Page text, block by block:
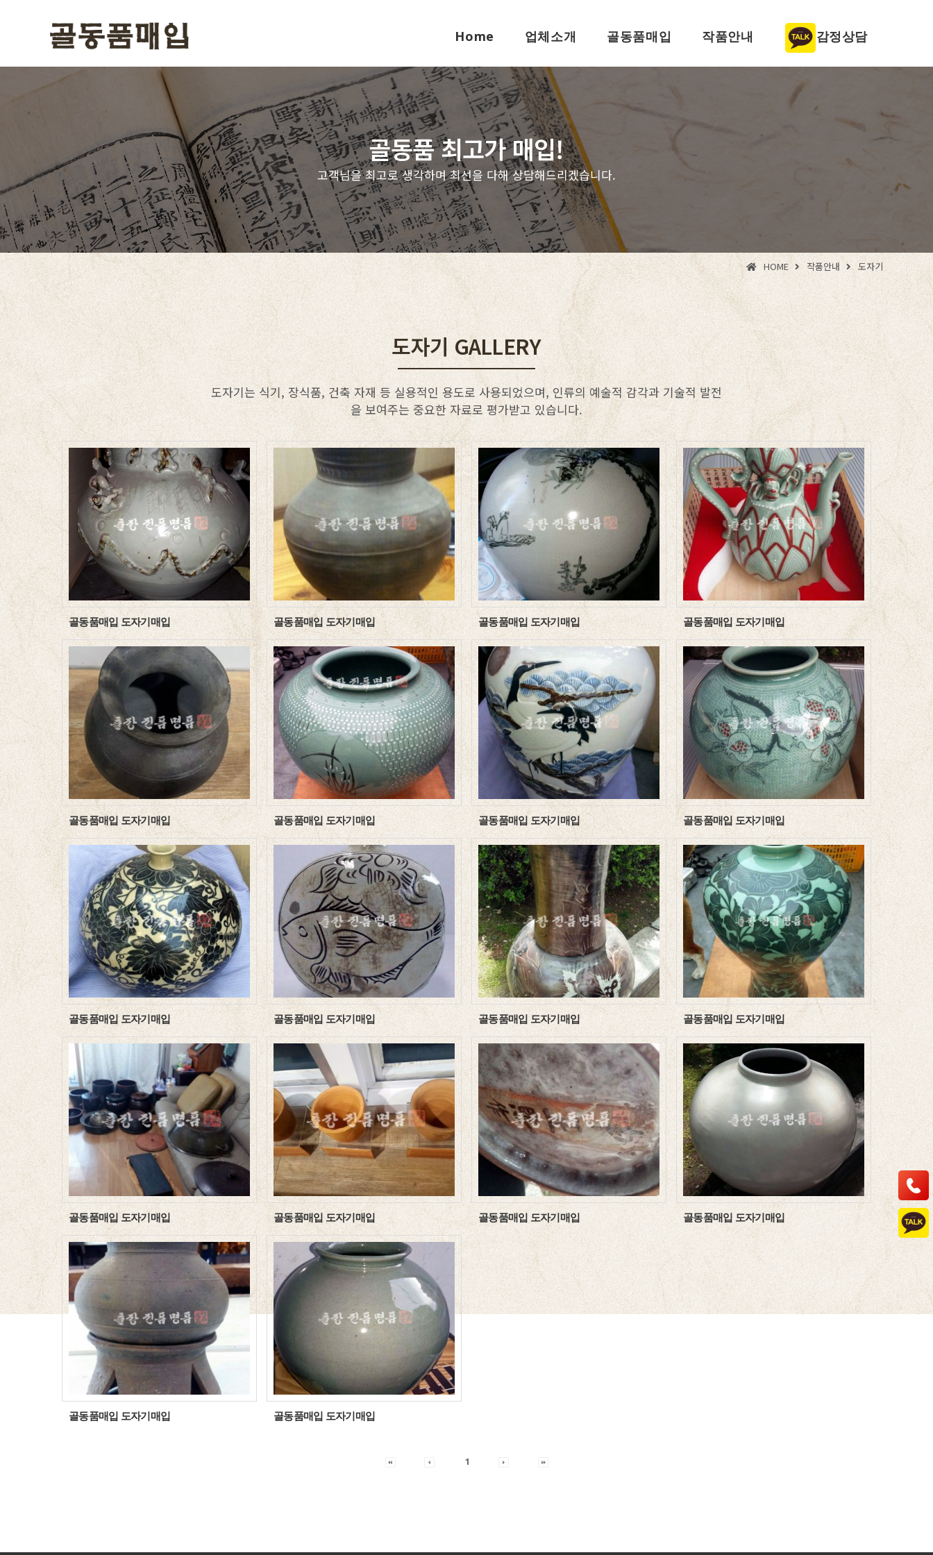
Home 업체소개 골동품매입 작품안내 감정상담
골동품 최고가 매입!
고객님을 최고로 생각하며 최선을 다해 상담해드리겠습니다.
HOME 작품안내 도자기
도자기 GALLERY
도자기는 식기, 장식품, 건축 자재 등 실용적인 용도로 사용되었으며, 인류의 예술적 감각과 기술적 발전
을 보여주는 중요한 자료로 평가받고 있습니다.
골동품매입 도자기매입 골동품매입 도자기매입 골동품매입 도자기매입 골동품매입 도자기매입
골동품매입 도자기매입 골동품매입 도자기매입 골동품매입 도자기매입 골동품매입 도자기매입
골동품매입 도자기매입 골동품매입 도자기매입 골동품매입 도자기매입 골동품매입 도자기매입
골동품매입 도자기매입 골동품매입 도자기매입 골동품매입 도자기매입 골동품매입 도자기매입
골동품매입 도자기매입 골동품매입 도자기매입
1